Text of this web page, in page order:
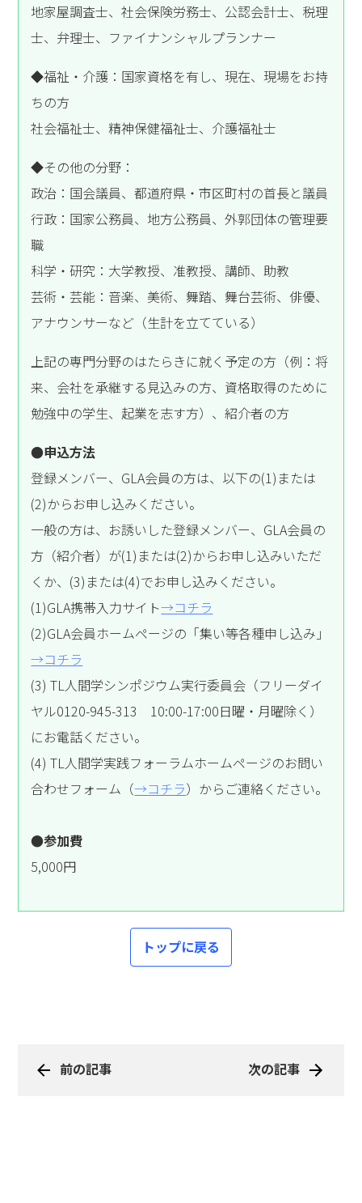
地家屋調査士、社会保険労務士、公認会計士、税理
士、弁理士、ファイナンシャルプランナー
◆福祉・介護：国家資格を有し、現在、現場をお持
ちの方
社会福祉士、精神保健福祉士、介護福祉士
◆その他の分野：
政治：国会議員、都道府県・市区町村の首長と議員
行政：国家公務員、地方公務員、外郭団体の管理要
職
科学・研究：大学教授、准教授、講師、助教
芸術・芸能：音楽、美術、舞踏、舞台芸術、俳優、
アナウンサーなど（生計を立てている）
上記の専門分野のはたらきに就く予定の方（例：将
来、会社を承継する見込みの方、資格取得のために
勉強中の学生、起業を志す方）、紹介者の方
●申込方法
登録メンバー、GLA会員の方は、以下の(1)または
(2)からお申し込みください。
一般の方は、お誘いした登録メンバー、GLA会員の
方（紹介者）が(1)または(2)からお申し込みいただ
くか、(3)または(4)でお申し込みください。
(1)GLA携帯入力サイト→コチラ
(2)GLA会員ホームページの「集い等各種申し込み」
→コチラ
(3) TL人間学シンポジウム実行委員会（フリーダイ
ヤル0120-945-313 10:00-17:00日曜・月曜除く）
にお電話ください。
(4) TL人間学実践フォーラムホームページのお問い
合わせフォーム（→コチラ）からご連絡ください。
●参加費
5,000円
トップに戻る
前の記事 次の記事